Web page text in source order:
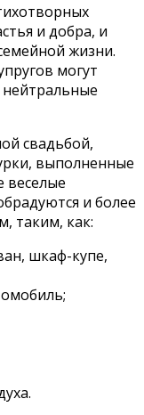
и добра, и
жизни.
могут
свадьбой,
выполненные
веселые
и более
таким, как:
шкаф-купе,